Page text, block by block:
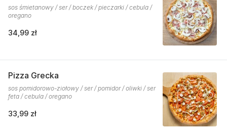
sos śmietanowy / ser / boczek / pieczarki / cebula /
oregano
34,99 zł
Pizza Grecka
sos pomidorowo-ziołowy / ser / pomidor / oliwki / ser
feta / cebula / oregano
33,99 zł